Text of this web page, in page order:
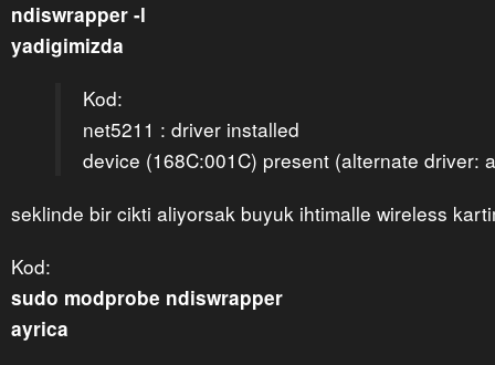
ndiswrapper -l
yadigimizda
Kod:
net5211 : driver installed
device (168C:001C) present (alternate driver:
seklinde bir cikti aliyorsak buyuk ihtimalle wireless
Kod:
sudo modprobe ndiswrapper
ayrica